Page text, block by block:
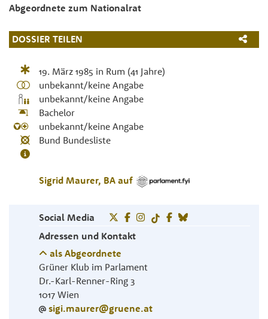
Abgeordnete zum Nationalrat
DOSSIER TEILEN
19. März 1985 in Rum (41 Jahre)
unbekannt/keine Angabe
unbekannt/keine Angabe
Bachelor
unbekannt/keine Angabe
Bund Bundesliste
Sigrid Maurer, BAauf
Social Media
Adressen und Kontakt
als Abgeordnete
Grüner Klub im Parlament
Dr.-Karl-Renner-Ring 3
1017 Wien
sigi.maurer@gruene.at